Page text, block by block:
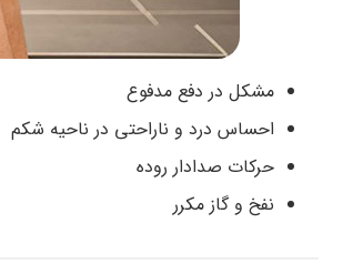
مشکل در دفع مدفوع
احساس درد و ناراحتی در ناحیه شکم
حرکات صدادار روده
نفخ و گاز مکرر